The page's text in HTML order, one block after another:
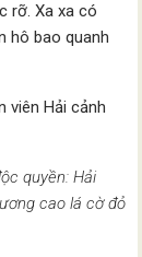
rỡ. Xa xa có
hô bao quanh
viên Hải cảnh
quyền: Hải
cao lá cờ đỏ